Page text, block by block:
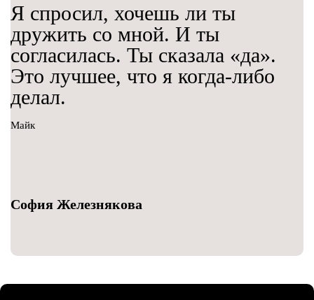
Я спросил, хочешь ли ты
дружить со мной. И ты
согласилась. Ты сказала «да».
Это лучшее, что я когда-либо
делал.
Майк
София Железнякова